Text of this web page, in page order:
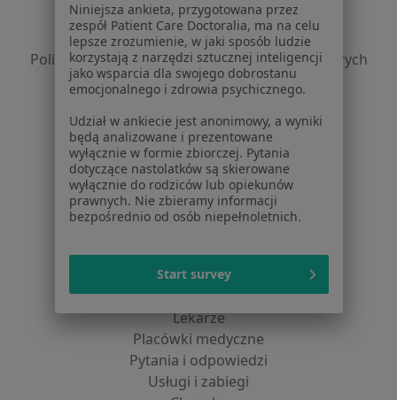
Polityka prywatności pacjentów
Polityka prywatności profesjonalistów
Polityka prywatności dla profesjonalistów, których
dane pozyskaliśmy samodzielnie
Polityka cookies
Jak działają wyniki wyszukiwania
Dostępność
O nas
Praca Rekrutujemy!
Partnerzy
Centrum prasowe
Kontakt
Dla pacjentów
Lekarze
Placówki medyczne
Pytania i odpowiedzi
Usługi i zabiegi
Niniejsza ankieta, przygotowana przez
zespół Patient Care Doctoralia, ma na celu
lepsze zrozumienie, w jaki sposób ludzie
korzystają z narzędzi sztucznej inteligencji
jako wsparcia dla swojego dobrostanu
emocjonalnego i zdrowia psychicznego.
Udział w ankiecie jest anonimowy, a wyniki
będą analizowane i prezentowane
wyłącznie w formie zbiorczej. Pytania
dotyczące nastolatków są skierowane
wyłącznie do rodziców lub opiekunów
prawnych. Nie zbieramy informacji
bezpośrednio od osób niepełnoletnich.
Start survey